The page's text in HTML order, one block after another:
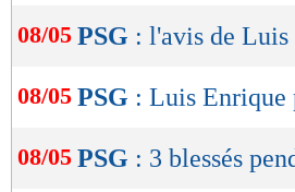
08/05 PSG : l'avis de
08/05 PSG : Luis Enrique
08/05 PSG : 3 blessés